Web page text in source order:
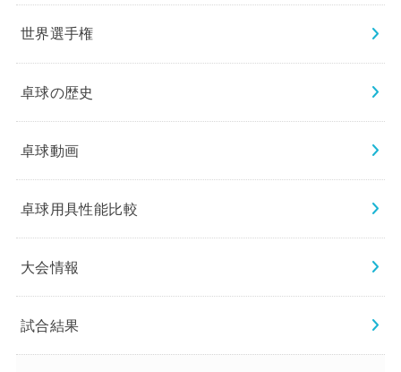
世界選手権
卓球の歴史
卓球動画
卓球用具性能比較
大会情報
試合結果